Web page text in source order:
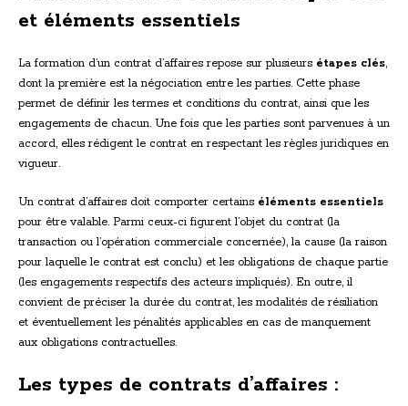
et éléments essentiels
La formation d’un contrat d’affaires repose sur plusieurs étapes clés,
dont la première est la négociation entre les parties. Cette phase
permet de définir les termes et conditions du contrat, ainsi que les
engagements de chacun. Une fois que les parties sont parvenues à un
accord, elles rédigent le contrat en respectant les règles juridiques en
vigueur.
Un contrat d’affaires doit comporter certains éléments essentiels
pour être valable. Parmi ceux-ci figurent l’objet du contrat (la
transaction ou l’opération commerciale concernée), la cause (la raison
pour laquelle le contrat est conclu) et les obligations de chaque partie
(les engagements respectifs des acteurs impliqués). En outre, il
convient de préciser la durée du contrat, les modalités de résiliation
et éventuellement les pénalités applicables en cas de manquement
aux obligations contractuelles.
Les types de contrats d’affaires :